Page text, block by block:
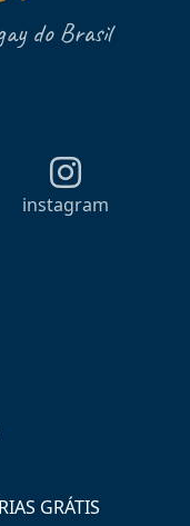
do Brasil
instagram
GRÁTIS